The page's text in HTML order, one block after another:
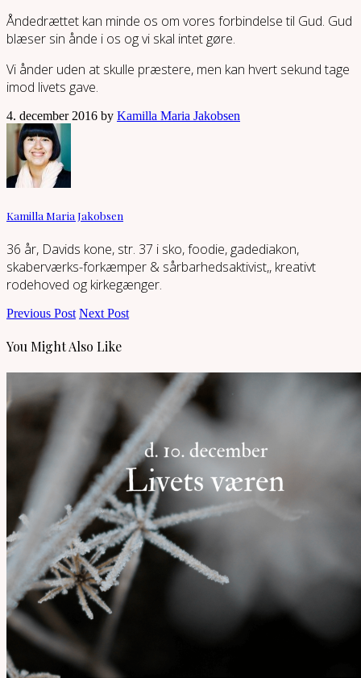
Åndedrættet kan minde os om vores forbindelse til Gud. Gud
blæser sin ånde i os og vi skal intet gøre.
Vi ånder uden at skulle præstere, men kan hvert sekund tage
imod livets gave.
4. december 2016 by Kamilla Maria Jakobsen
Kamilla Maria Jakobsen
36 år, Davids kone, str. 37 i sko, foodie, gadediakon,
skaberværks-forkæmper & sårbarhedsaktivist,, kreativt
rodehoved og kirkegænger.
Previous Post Next Post
You Might Also Like